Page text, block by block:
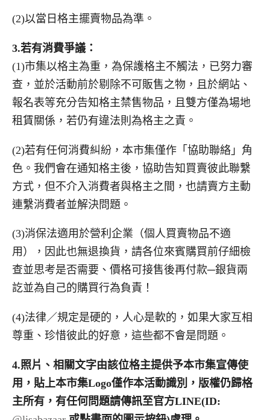
(2)以當日格主擺賣物品為準。
3.若有消費爭議：
(1)市集以格主為重，為保護格主不觸法，已努力審
查，並於活動前於剔除不可販售之物，且於網站、
報名表等充分告知格主禁售物品，且雙方僅為場地
租賃關係，若仍有違法則為格主之責。
(2)若有任何消費糾紛，本市集僅作「協助聯絡」角
色。我們會在通知格主後，協助告知買賣彼此聯繫
方式，但不介入消費者與格主之間，也請賣方主動
連繫消費者並解決問題。
(3)消保法適用於營利企業（個人買賣物品不適
用），因此也無退換貨，請各位來賓購買前仔細檢
查並思考是否需要、價格可接售後再付款─銀貨兩
訖並為自己的購買行為負責！
(4)法律／規定是硬的，人心是軟的，如果大家互相
尊重、珍惜彼此的好意，這些都不會是問題。
4.照片、相關文字由該位格主提供予本市集宣傳使
用，貼上本市集Logo僅作本活動識別，版權仍歸格
主所有，有任何問題請傳訊至官方LINE(ID: